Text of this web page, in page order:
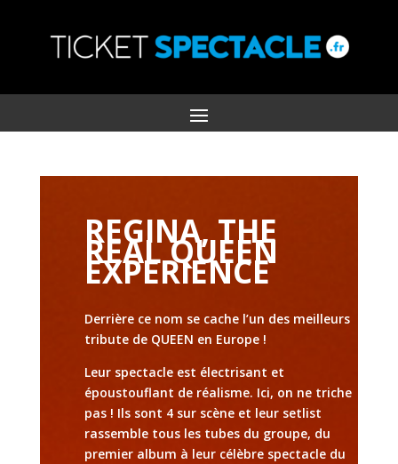
REGINA, THE
REAL QUEEN
EXPERIENCE
Derrière ce nom se cache l’un des meilleurs
tribute de QUEEN en Europe !
Leur spectacle est électrisant et
époustouflant de réalisme. Ici, on ne triche
pas ! Ils sont 4 sur scène et leur setlist
rassemble tous les tubes du groupe, du
premier album à leur célèbre spectacle du